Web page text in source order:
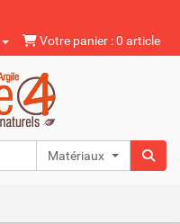
Votre panier : 0 article
Matériaux naturels